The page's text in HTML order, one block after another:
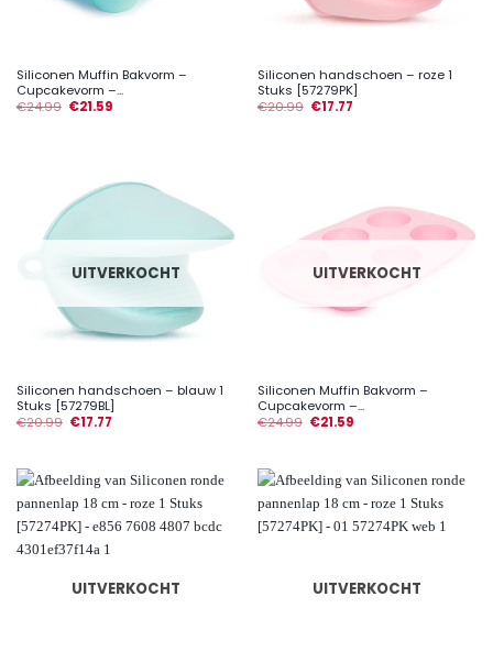
Siliconen Muffin Bakvorm –
Cupcakevorm –...
€24.99 €21.59
Siliconen handschoen – roze 1
Stuks [57279PK]
€20.99 €17.77
UITVERKOCHT
Siliconen handschoen – blauw 1
Stuks [57279BL]
€20.99 €17.77
UITVERKOCHT
Siliconen Muffin Bakvorm –
Cupcakevorm –...
€24.99 €21.59
UITVERKOCHT UITVERKOCHT